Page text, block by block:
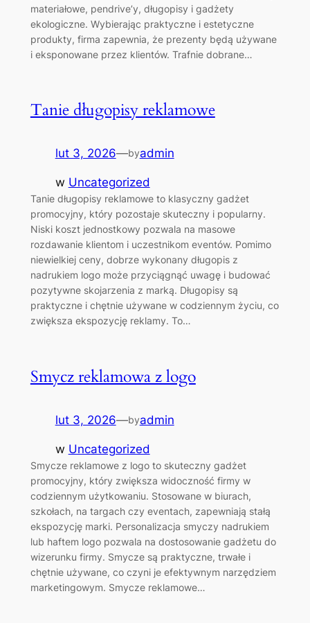
materiałowe, pendrive’y, długopisy i gadżety
ekologiczne. Wybierając praktyczne i estetyczne
produkty, firma zapewnia, że prezenty będą używane
i eksponowane przez klientów. Trafnie dobrane…
Tanie długopisy reklamowe
lut 3, 2026—byadmin
w Uncategorized
Tanie długopisy reklamowe to klasyczny gadżet
promocyjny, który pozostaje skuteczny i popularny.
Niski koszt jednostkowy pozwala na masowe
rozdawanie klientom i uczestnikom eventów. Pomimo
niewielkiej ceny, dobrze wykonany długopis z
nadrukiem logo może przyciągnąć uwagę i budować
pozytywne skojarzenia z marką. Długopisy są
praktyczne i chętnie używane w codziennym życiu, co
zwiększa ekspozycję reklamy. To…
Smycz reklamowa z logo
lut 3, 2026—byadmin
w Uncategorized
Smycze reklamowe z logo to skuteczny gadżet
promocyjny, który zwiększa widoczność firmy w
codziennym użytkowaniu. Stosowane w biurach,
szkołach, na targach czy eventach, zapewniają stałą
ekspozycję marki. Personalizacja smyczy nadrukiem
lub haftem logo pozwala na dostosowanie gadżetu do
wizerunku firmy. Smycze są praktyczne, trwałe i
chętnie używane, co czyni je efektywnym narzędziem
marketingowym. Smycze reklamowe…